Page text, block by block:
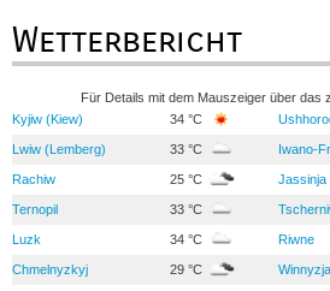
Wetterbericht
Für Details mit dem Mauszeiger über das
Kyjiw (Kiew)
34 °C
Lwiw (Lemberg) 33 °C Iwano-
Rachiw 25 °C Jassinja
Ternopil 33 °C
Luzk 34 °C Riwne
Chmelnyzkyj 29 °C Winnyzja